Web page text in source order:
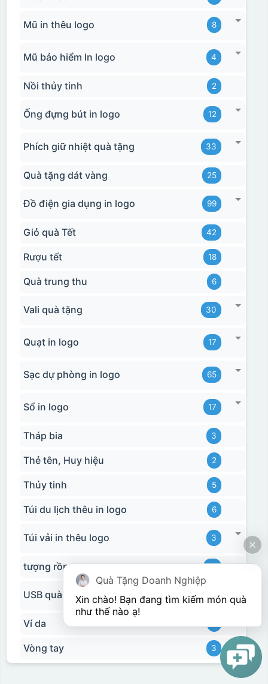
Mũ in thêu logo 8
Mũ bảo hiểm In logo 4
Nồi thủy tinh 2
Ống đựng bút in logo 12
Phích giữ nhiệt quà tặng 33
Quà tặng dát vàng 25
Đồ điện gia dụng in logo 99
Giỏ quà Tết 42
Rượu tết 18
Quà trung thu 6
Vali quà tặng 30
Quạt in logo 17
Sạc dự phòng in logo 65
Sổ in logo 17
Tháp bia 3
Thẻ tên, Huy hiệu 2
Thủy tinh 5
Túi du lịch thêu in logo 6
Túi vải in thêu logo 3
tượng rồng 15
USB quà tặng in logo
Ví da
Vòng tay 3
Quà Tặng Doanh Nghiệp
Xin chào! Bạn đang tìm kiếm món quà
như thế nào ạ!